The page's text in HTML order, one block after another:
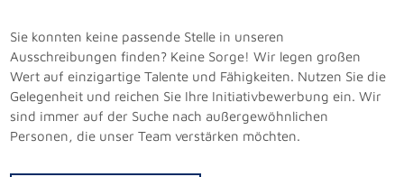
Sie konnten keine passende Stelle in unseren
Ausschreibungen finden? Keine Sorge! Wir legen großen
Wert auf einzigartige Talente und Fähigkeiten. Nutzen Sie die
Gelegenheit und reichen Sie Ihre Initiativbewerbung ein. Wir
sind immer auf der Suche nach außergewöhnlichen
Personen, die unser Team verstärken möchten.